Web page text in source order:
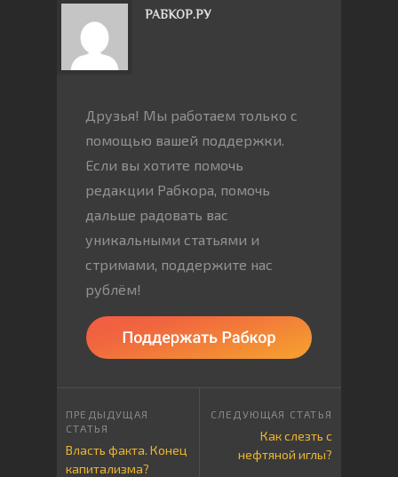
РАБКОР.РУ
Друзья! Мы работаем только с
помощью вашей поддержки.
Если вы хотите помочь
редакции Рабкора, помочь
дальше радовать вас
уникальными статьями и
стримами, поддержите нас
рублём!
Власть факта. Конец
капитализма?
Как слезть с
нефтяной иглы?